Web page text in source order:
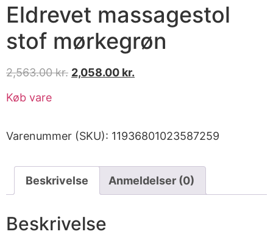
Eldrevet massagestol
stof mørkegrøn
2,563.00kr. 2,058.00 kr.
Køb vare
Varenummer (SKU): 11936801023587259
Beskrivelse Anmeldelser (0)
Beskrivelse